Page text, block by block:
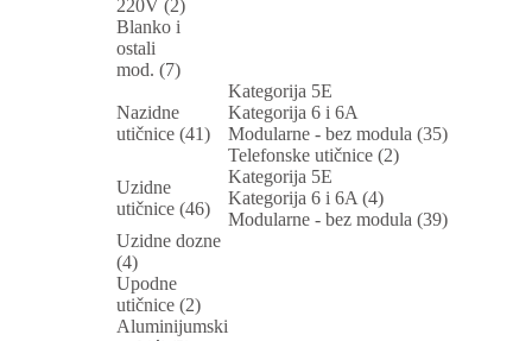
220V (2)
Blanko i
ostali
mod. (7)
Nazidne
utičnice (41)
Kategorija 5E
Kategorija 6 i 6A
Modularne - bez modula (35)
Telefonske utičnice (2)
Uzidne
utičnice (46)
Kategorija 5E
Kategorija 6 i 6A (4)
Modularne - bez modula (39)
Uzidne dozne
(4)
Upodne
utičnice (2)
Aluminijumski